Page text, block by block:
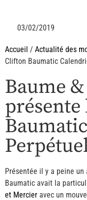
03/02/2019
Accueil / Actualité des
Clifton Baumatic
Baume
Présentée il y a peine
Baumatic avait la
et Mercier avec un